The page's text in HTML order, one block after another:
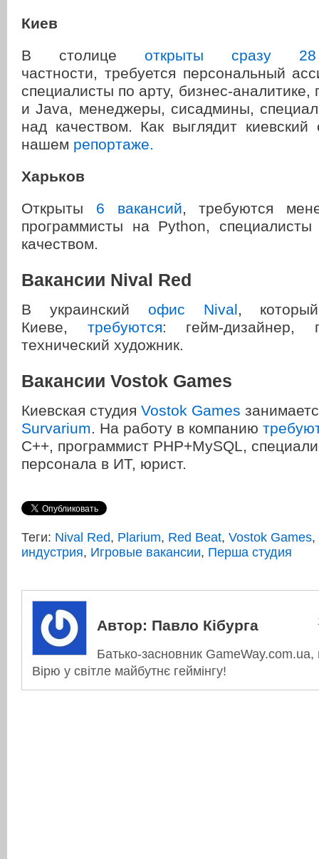
Киев
В столице открыты сразу 28
частности, требуется персональный
специалисты по арту, бизнес-аналитике,
и Java, менеджеры, сисадмины,
над качеством. Как выглядит
нашем репортаже.
Харьков
Открыты 6 вакансий, требуются
программисты на Python,
качеством.
Вакансии Nival Red
В украинский офис Nival,
Киеве, требуются: гейм-дизайнер,
технический художник.
Вакансии Vostok Games
Киевская студия Vostok Games
Survarium. На работу в компанию
С++, программист PHP+MySQL,
персонала в ИТ, юрист.
Теги: Nival Red, Plarium, Red Beat, Vostok Games,
индустрия, Игровые вакансии, Перша студия
Автор: Павло Кібурга
Батько-засновник
Вірю у світле майбутнє геймінгу!